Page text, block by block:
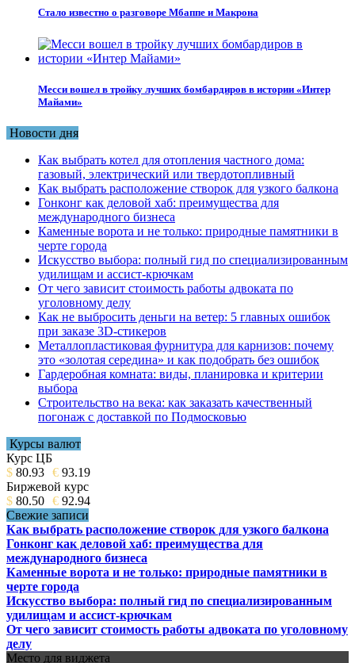
Стало известно о разговоре Мбаппе и Макрона
Месси вошел в тройку лучших бомбардиров в истории «Интер
Майами»
Новости дня
Как выбрать котел для отопления частного дома:
газовый, электрический или твердотопливный
Как выбрать расположение створок для узкого балкона
Гонконг как деловой хаб: преимущества для
международного бизнеса
Каменные ворота и не только: природные памятники в
черте города
Искусство выбора: полный гид по специализированным
удилищам и ассист-крючкам
От чего зависит стоимость работы адвоката по
уголовному делу
Как не выбросить деньги на ветер: 5 главных ошибок
при заказе 3D-стикеров
Металлопластиковая фурнитура для карнизов: почему
это «золотая середина» и как подобрать без ошибок
Гардеробная комната: виды, планировка и критерии
выбора
Строительство на века: как заказать качественный
погонаж с доставкой по Подмосковью
Курсы валют
Курс ЦБ
$ 80.93 € 93.19
Биржевой курс
$ 80.50 € 92.94
Свежие записи
Как выбрать расположение створок для узкого балкона
Гонконг как деловой хаб: преимущества для
международного бизнеса
Каменные ворота и не только: природные памятники в
черте города
Искусство выбора: полный гид по специализированным
удилищам и ассист-крючкам
От чего зависит стоимость работы адвоката по уголовному
делу
Место для виджета